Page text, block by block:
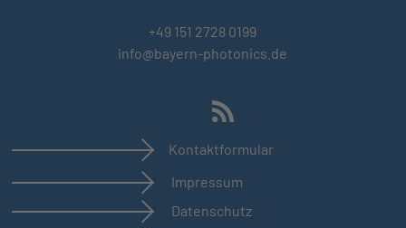
+49 151 2728 0199
info@bayern-photonics.de
Kontaktformular
Impressum
Datenschutz